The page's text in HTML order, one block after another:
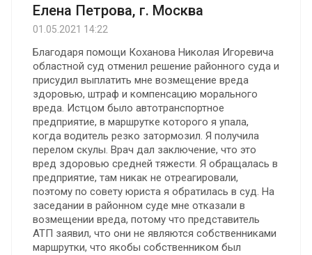
Елена Петрова, г. Москва
01.05.2021 14:22
Благодаря помощи Коханова Николая Игоревича
областной суд отменил решение районного суда и
присудил выплатить мне возмещение вреда
здоровью, штраф и компенсацию морального
вреда. Истцом было автотранспортное
предприятие, в маршрутке которого я упала,
когда водитель резко затормозил. Я получила
перелом скулы. Врач дал заключение, что это
вред здоровью средней тяжести. Я обращалась в
предприятие, там никак не отреагировали,
поэтому по совету юриста я обратилась в суд. На
заседании в районном суде мне отказали в
возмещении вреда, потому что представитель
АТП заявил, что они не являются собственниками
маршрутки, что якобы собственником был